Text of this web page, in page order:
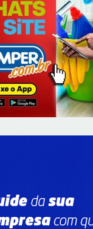
o Wi-Fi
fidelizar clientes
Federal da 1ª